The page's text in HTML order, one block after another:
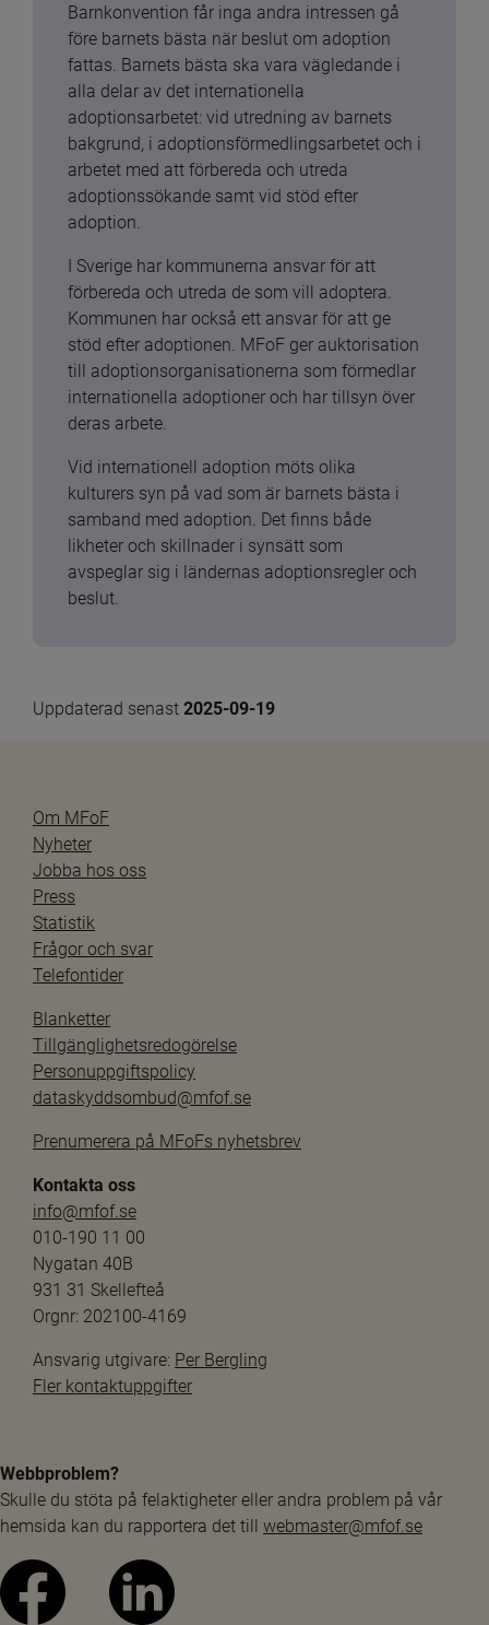
Barnkonvention får inga andra intressen gå
före barnets bästa när beslut om adoption
fattas. Barnets bästa ska vara vägledande i
alla delar av det internationella
adoptionsarbetet: vid utredning av barnets
bakgrund, i adoptionsförmedlingsarbetet och i
arbetet med att förbereda och utreda
adoptionssökande samt vid stöd efter
adoption.
I Sverige har kommunerna ansvar för att
förbereda och utreda de som vill adoptera.
Kommunen har också ett ansvar för att ge
stöd efter adoptionen. MFoF ger auktorisation
till adoptionsorganisationerna som förmedlar
internationella adoptioner och har tillsyn över
deras arbete.
Vid internationell adoption möts olika
kulturers syn på vad som är barnets bästa i
samband med adoption. Det finns både
likheter och skillnader i synsätt som
avspeglar sig i ländernas adoptionsregler och
beslut.
Uppdaterad senast 2025-09-19
Om MFoF
Nyheter
Jobba hos oss
Press
Statistik
Frågor och svar
Telefontider
Blanketter
Tillgänglighetsredogörelse
Personuppgiftspolicy
dataskyddsombud@mfof.se
Prenumerera på MFoFs nyhetsbrev
Kontakta oss
info@mfof.se
010-190 11 00
Nygatan 40B
931 31 Skellefteå
Orgnr: 202100-4169
Ansvarig utgivare: Per Bergling
Fler kontaktuppgifter
Webbproblem?
Skulle du stöta på felaktigheter eller andra problem på vår
hemsida kan du rapportera det till webmaster@mfof.se